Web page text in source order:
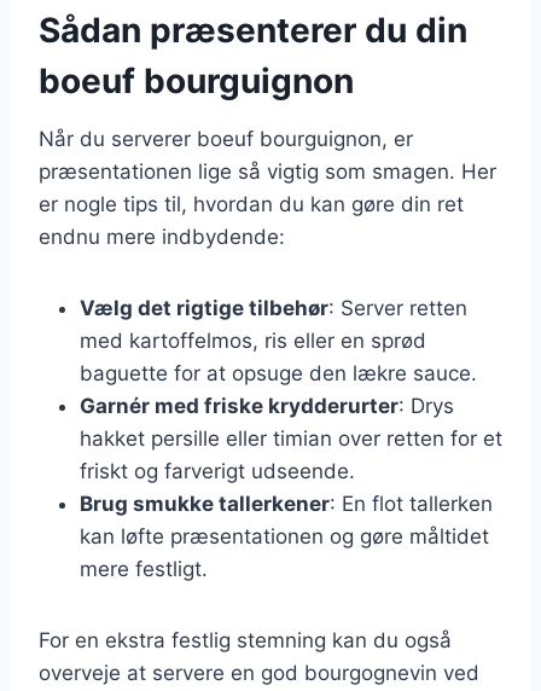
Sådan præsenterer du din
boeuf bourguignon
Når du serverer boeuf bourguignon, er
præsentationen lige så vigtig som smagen. Her
er nogle tips til, hvordan du kan gøre din ret
endnu mere indbydende:
Vælg det rigtige tilbehør: Server retten
med kartoffelmos, ris eller en sprød
baguette for at opsuge den lækre sauce.
Garnér med friske krydderurter: Drys
hakket persille eller timian over retten for et
friskt og farverigt udseende.
Brug smukke tallerkener: En flot tallerken
kan løfte præsentationen og gøre måltidet
mere festligt.
For en ekstra festlig stemning kan du også
overveje at servere en god bourgognevin ved